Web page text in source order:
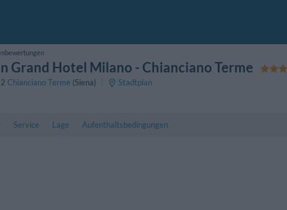
Grand Hotel Milano - Chianciano Terme
Chianciano Terme (Siena) Stadtplan
Service Lage Aufenthaltsbedingungen